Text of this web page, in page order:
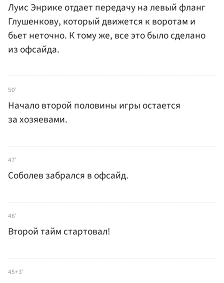
Луис Энрике отдает передачу на левый фланг
Глушенкову, который движется к воротам и
бьет неточно. К тому же, все это было сделано
из офсайда.
50'
Начало второй половины игры остается
за хозяевами.
47'
Соболев забрался в офсайд.
46'
Второй тайм стартовал!
45+3'